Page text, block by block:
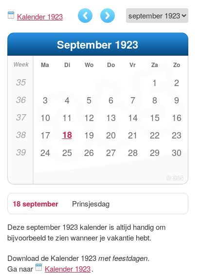
Kalender 1923
September 1923
Week Ma Di Wo Do Vr Za Zo
35 1 2
36 3 4 5 6 7 8 9
37 10 11 12 13 14 15 16
38 17 18 19 20 21 22 23
39 24 25 26 27 28 29 30
18 september Prinsjesdag
Deze september 1923 kalender is altijd handig om
bijvoorbeeld te zien wanneer je vakantie hebt.
Download de Kalender 1923met feestdagen.
Ga naar
Kalender 1923.